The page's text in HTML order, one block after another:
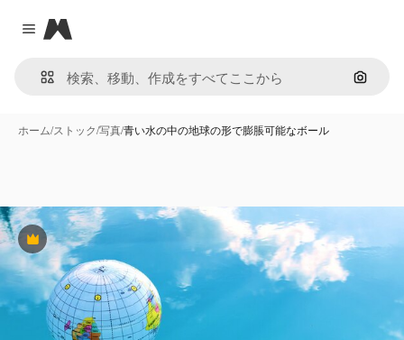
Close menu
Magnific
画像で
ホーム/ストック/写真/青い水の中の地球の形で膨脹可能なボール
Premium